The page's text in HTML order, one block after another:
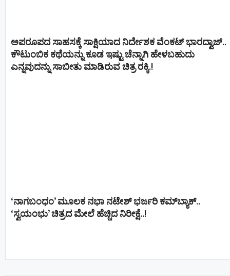
ಅಪರೂಪದ ಸಾಹಸಕ್ಕೆ ಸಾಕ್ಷಿಯಾದ ನಿರ್ದೇಶಕ ವೆಂಕಟ್ ಭಾರದ್ವಾಜ್..
ಕೌಟುಂಬಿಕ ಕಥೆಯನ್ನು ಕೂಡ ಇಷ್ಟು ಚೆನ್ನಾಗಿ ಹೇಳಬಹುದು
ಎನ್ನವುದನ್ನು ಸಾಬೀತು ಮಾಡಿರುವ ಚಿತ್ರ ರಕ್ಕಿ.!
‘ನಾಗಬಂಧಂ’ ಮೂಲಕ ನಭಾ ನಟೇಶ್ ಭರ್ಜರಿ ಕಮ್‌ಬ್ಯಾಕ್..
‘ಸ್ವಯಂಭು’ ಚಿತ್ರದ ಮೇಲೆ ಹೆಚ್ಚಿದ ನಿರೀಕ್ಷೆ..!